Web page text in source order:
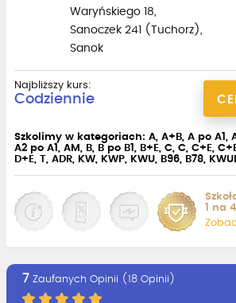
Waryńskiego 18,
Sanoczek 241 (Tuchorz),
Sanok
Najbliższy kurs:
Codziennie
Szkolimy w kategoriach: A, A+B, A po A1, A
A2 po A1, AM, B, B po B1, B+E, C, C, C+E,
D+E, T, ADR, KW, KWP, KWU, B96, B78,
1 na
7 Zaufanych Opinii (18 Opinii)